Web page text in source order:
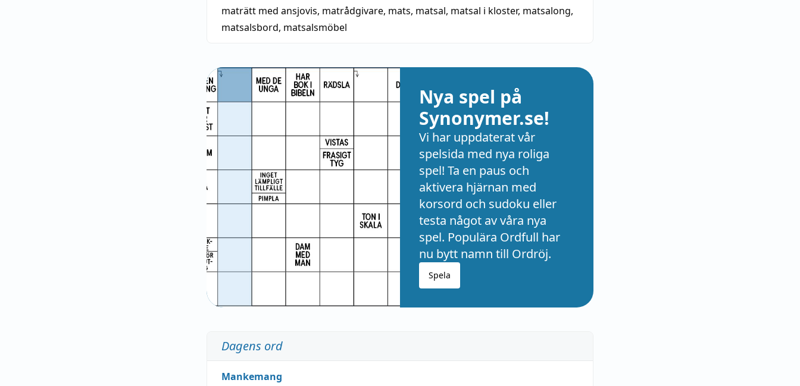
maträtt med ansjovis, matrådgivare, mats, matsal, matsal i kloster, matsalong,
matsalsbord, matsalsmöbel
Nya spel på
Synonymer.se!
Vi har uppdaterat vår
spelsida med nya roliga
spel! Ta en paus och
aktivera hjärnan med
korsord och sudoku eller
testa något av våra nya
spel. Populära Ordfull har
nu bytt namn till Ordröj.
Spela
Dagens ord
Mankemang